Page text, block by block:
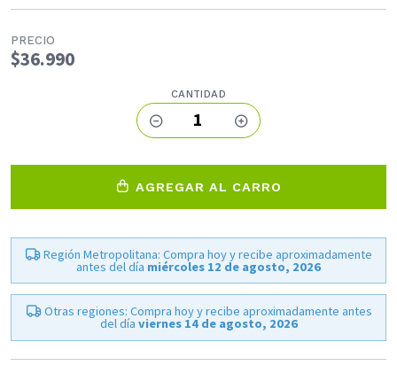
PRECIO
$36.990
CANTIDAD
1
AGREGAR AL CARRO
Región Metropolitana: Compra hoy y recibe aproximadamente
antes del día miércoles 12 de agosto, 2026
Otras regiones: Compra hoy y recibe aproximadamente antes
del día viernes 14 de agosto, 2026